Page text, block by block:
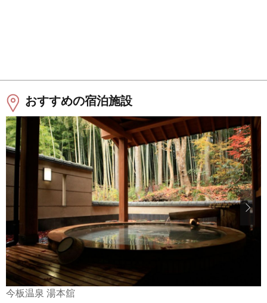
おすすめの宿泊施設
今板温泉 湯本舘